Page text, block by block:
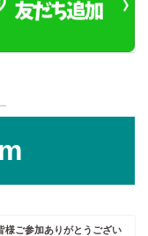
ご参加ありがとうござい